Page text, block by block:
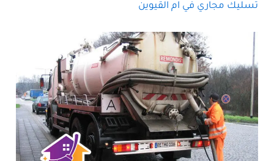
تسليك مجاري في ام القيوين